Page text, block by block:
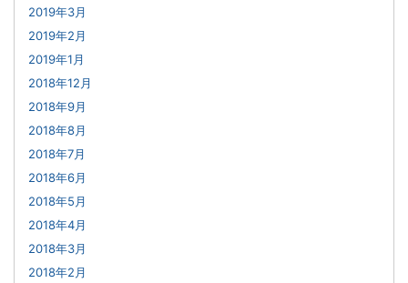
2019年3月
2019年2月
2019年1月
2018年12月
2018年9月
2018年8月
2018年7月
2018年6月
2018年5月
2018年4月
2018年3月
2018年2月